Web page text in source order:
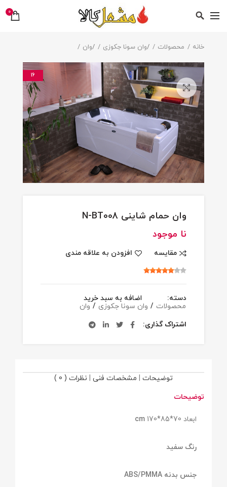
0
خانه محصولات /وان سونا جکوزی /وان
16
بزرگنمایی تصویر
وان حمام شاینی N-BT008
نا موجود
مقایسه افزودن به علاقه مندی
اضافه به سبد خرید
دسته:
محصولات / وان سونا جکوزی / وان
اشتراک گذاری
توضیحات مشخصات فنی
نظرات ( 0 )
توضیحات
ابعاد 70*85*170
رنگ سفید
جنس بدنه ABS/PMMA